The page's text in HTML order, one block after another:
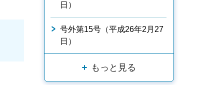
日）
号外第15号（平成26年2月27
日）
もっと見る